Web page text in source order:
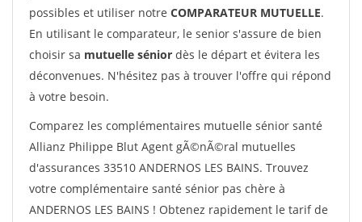
possibles et utiliser notre COMPARATEUR MUTUELLE.
En utilisant le comparateur, le senior s'assure de bien
choisir sa mutuelle sénior dès le départ et évitera les
déconvenues. N'hésitez pas à trouver l'offre qui répond
à votre besoin.
Comparez les complémentaires mutuelle sénior santé
Allianz Philippe Blut Agent gÃ©nÃ©ral mutuelles
d'assurances 33510 ANDERNOS LES BAINS. Trouvez
votre complémentaire santé sénior pas chère à
ANDERNOS LES BAINS ! Obtenez rapidement le tarif de